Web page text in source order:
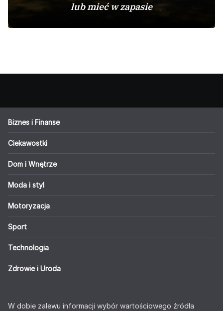
lub mieć w zapasie
Biznes i Finanse
Ciekawostki
Dom i Wnętrze
Moda i styl
Motoryzacja
Sport
Technologia
Zdrowie i Uroda
W dobie zalewu informacji wybór wartościowego źródła